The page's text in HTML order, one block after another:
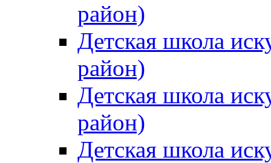
район)
Детская школа
район)
Детская школа
район)
Детская школа